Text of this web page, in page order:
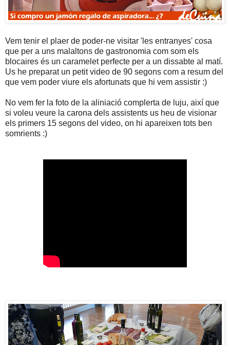
Vem tenir el plaer de poder-ne visitar 'les entranyes' cosa
que per a uns malaltons de gastronomia com som els
blocaires és un caramelet perfecte per a un dissabte al matí.
Us he preparat un petit video de 90 segons com a resum del
que vem poder viure els afortunats que hi vem assistir :)
No vem fer la foto de la aliniació complerta de luju, així que
si voleu veure la carona dels assistents us heu de visionar
els primers 15 segons del video, on hi apareixen tots ben
somrients :)